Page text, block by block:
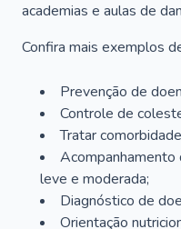
academias e aulas de
Confira mais exemplos
Prevenção de
Controle de
Tratar
Acompanhamento
leve e moderada;
Diagnóstico de
Orientação